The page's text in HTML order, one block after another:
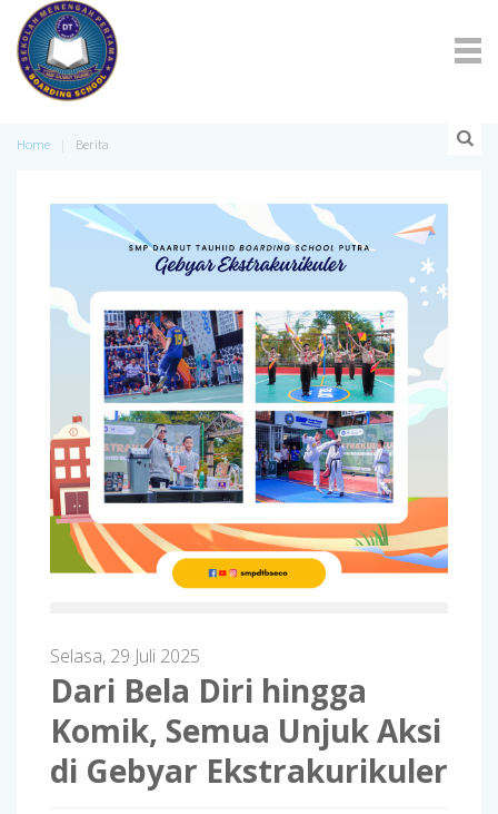
Home Berita
Selasa, 29 Juli 2025
Dari Bela Diri hingga
Komik, Semua Unjuk Aksi
di Gebyar Ekstrakurikuler